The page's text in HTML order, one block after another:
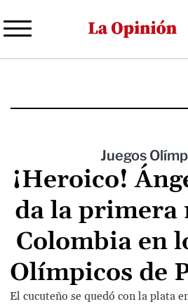
al
Juegos
¡Heroico!
da la primera
Colombia en
Olímpicos de
El cucuteño se quedó con la plata